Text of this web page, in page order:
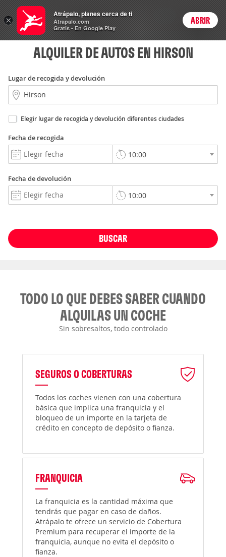
Autos Precios enPeso
ARSCambiar moneda
Login
ALQUILER DE AUTOS EN HIRSON
Lugar de recogida y devolución
Elegir lugar de recogida y devolución diferentes ciudades
Fecha de recogida
Fecha de devolución
BUSCAR
TODO LO QUE DEBES SABER CUANDO
ALQUILAS UN COCHE
Sin sobresaltos, todo controlado
SEGUROS O COBERTURAS
Todos los coches vienen con una cobertura
básica que implica una franquicia y el
bloqueo de un importe en la tarjeta de
crédito en concepto de depósito o fianza.
FRANQUICIA
La franquicia es la cantidad máxima que
tendrás que pagar en caso de daños.
Atrápalo te ofrece un servicio de Cobertura
Premium para recuperar el importe de la
franquicia, aunque no evita el depósito o
fianza.
×
Atrápalo, planes cerca de ti
Atrapalo.com
Gratis - En Google Play
ABRIR